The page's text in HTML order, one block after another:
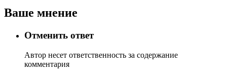
Ваше мнение
Отменить ответ
Автор несет ответственность за содержание
комментария